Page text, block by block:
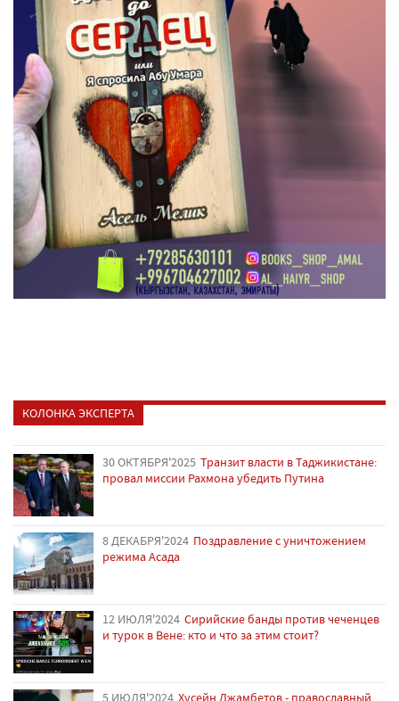
КОЛОНКА ЭКСПЕРТА
30 ОКТЯБРЯ'2025 Транзит власти в Таджикистане:
провал миссии Рахмона убедить Путина
8 ДЕКАБРЯ'2024 Поздравление с уничтожением
режима Асада
12 ИЮЛЯ'2024 Сирийские банды против чеченцев
и турок в Вене: кто и что за этим стоит?
5 ИЮЛЯ'2024 Хусейн Джамбетов - православный